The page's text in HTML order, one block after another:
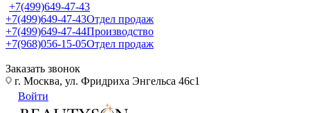
+7(499)649-47-43
+7(499)649-47-43Отдел продаж
+7(499)649-47-44Производство
+7(968)056-15-05Отдел продаж
Заказать звонок
г. Москва, ул. Фридриха Энгельса 46с1
Войти